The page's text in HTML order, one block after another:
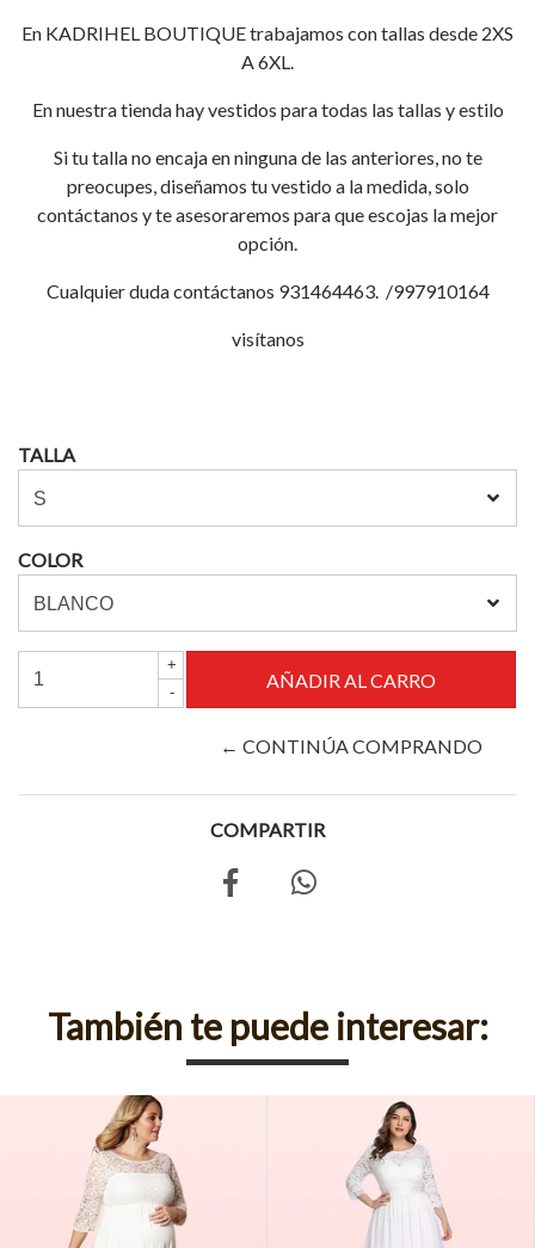
En KADRIHEL BOUTIQUE trabajamos con tallas desde 2XS
A 6XL.
En nuestra tienda hay vestidos para todas las tallas y estilo
Si tu talla no encaja en ninguna de las anteriores, no te
preocupes, diseñamos tu vestido a la medida, solo
contáctanos y te asesoraremos para que escojas la mejor
opción.
Cualquier duda contáctanos 931464463. /997910164
visítanos
TALLA
COLOR
+
-
← CONTINÚA COMPRANDO
COMPARTIR
También te puede interesar: